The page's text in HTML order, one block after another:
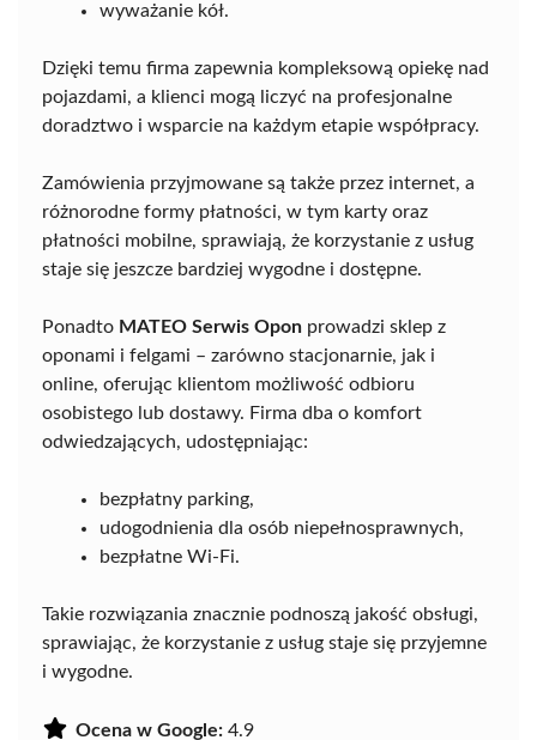
wyważanie kół.
Dzięki temu firma zapewnia kompleksową opiekę nad
pojazdami, a klienci mogą liczyć na profesjonalne
doradztwo i wsparcie na każdym etapie współpracy.
Zamówienia przyjmowane są także przez internet, a
różnorodne formy płatności, w tym karty oraz
płatności mobilne, sprawiają, że korzystanie z usług
staje się jeszcze bardziej wygodne i dostępne.
Ponadto MATEO Serwis Opon prowadzi sklep z
oponami i felgami – zarówno stacjonarnie, jak i
online, oferując klientom możliwość odbioru
osobistego lub dostawy. Firma dba o komfort
odwiedzających, udostępniając:
bezpłatny parking,
udogodnienia dla osób niepełnosprawnych,
bezpłatne Wi-Fi.
Takie rozwiązania znacznie podnoszą jakość obsługi,
sprawiając, że korzystanie z usług staje się przyjemne
i wygodne.
Ocena w Google: 4.9